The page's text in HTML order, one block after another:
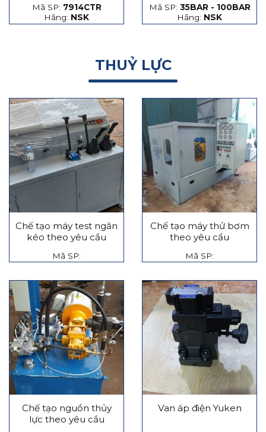
Mã SP: 7914CTR
Hãng: NSK
hạt thép và hạt gốm
Mã SP: 35BAR - 100BAR
Hãng: NSK
THUỶ LỰC
Chế tạo máy test ngăn
kéo theo yêu cầu
Mã SP:
Chế tạo máy thử bơm
theo yêu cầu
Mã SP:
Chế tạo nguồn thủy
lực theo yêu cầu
Van áp điện Yuken